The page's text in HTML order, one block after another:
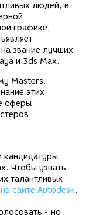
людей, в
графике,
звание лучших
и 3ds Max.
Masters,
этих
сферы
кандидатуры
Чтобы узнать
талантливых
на сайте Autodesk.
- но